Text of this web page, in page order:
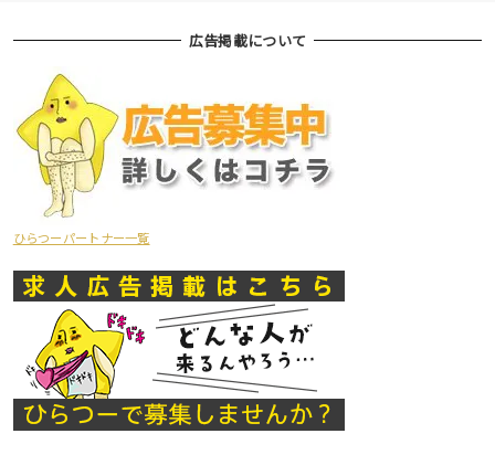
広告掲載について
ひらつーパートナー一覧